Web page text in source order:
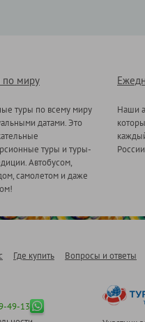
по миру
туры по всему миру
датами. Это
туры и туры-
Автобусом,
самолетом и даже
Наши
Где купить Вопросы и ответы
49-13